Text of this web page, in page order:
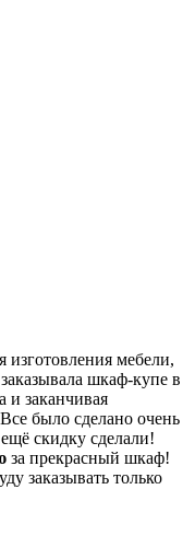
мебели,
шкаф-купе в
и заканчивая
было сделано очень
скидку сделали!
за прекрасный шкаф!
заказывать только